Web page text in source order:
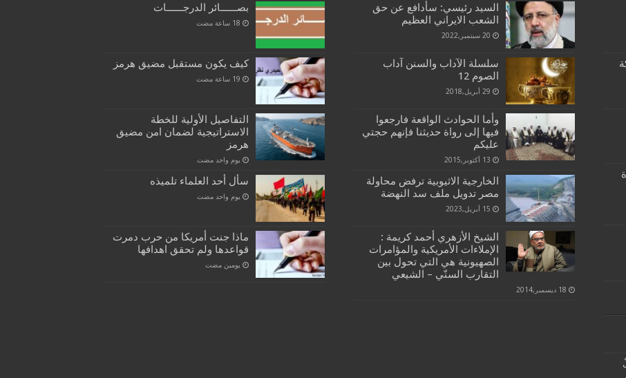
السيد رئيسي: سأدافع عن حق
الشعب الايراني العظيم
20 سبتمبر,2022
سلسلة الآداب والسنن آداب
الصوم 12
29 أبريل,2018
وأما الحوادث الواقعة فارجعوا
فيها إلى رواة حديثنا فإنهم حجتي
عليكم
13 أكتوبر,2015
الخارجية الاثيوبية ترفض محاولة
مصر تدويل ملف سد النهضة
15 أبريل,2023
الشيخ الأزهري أحمد كريمة :
الإملاءات الأمريكية والمؤامرات
الصهيونية هي التي تحول بين
التقارب السنّي – الشيعي
18 ديسمبر,2014
بصــــــائر الدرجــــــات
كيف يكون مستقبل مضيق هرمز
التفاصيل الأولية للخطة
الاستراتيجية لضمان امن مضيق
هرمز
‏يوم واحد مضت
سأل أحد العلماء تلميذه
‏يوم واحد مضت
ماذا جنت أمريكا من حرب دمرت
قواعدها ولم تحقق اهدافها
‏يومين مضت